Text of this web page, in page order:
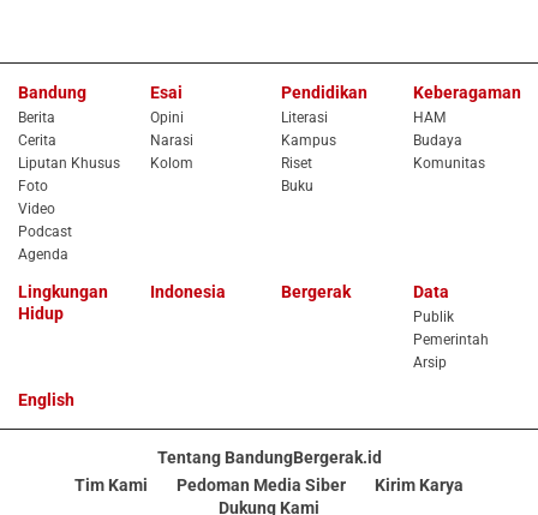
Bandung
Berita
Cerita
Liputan Khusus
Foto
Video
Podcast
Agenda
Esai
Opini
Narasi
Kolom
Pendidikan
Literasi
Kampus
Riset
Buku
Keberagaman
HAM
Budaya
Komunitas
Lingkungan
Hidup
Indonesia Bergerak Data
Publik
Pemerintah
Arsip
English
Tentang BandungBergerak.id
Tim Kami
Pedoman Media Siber
Kirim Karya
Dukung Kami